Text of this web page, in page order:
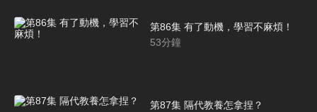
第86集 有了動機，學習不麻煩！
53分鐘
第87集 隔代教養怎拿捏？